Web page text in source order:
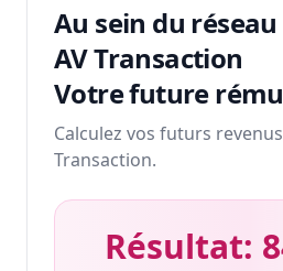
Au sein du
AV Transaction
Votre future
Calculez vos futurs
Transaction.
Résultat: